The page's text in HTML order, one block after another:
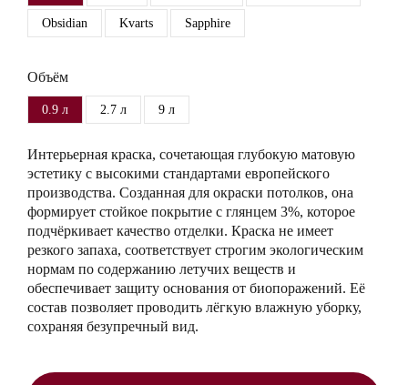
Obsidian Kvarts Sapphire
Объём
0.9 л 2.7 л 9 л
Интерьерная краска, сочетающая глубокую матовую
эстетику с высокими стандартами европейского
производства. Созданная для окраски потолков, она
формирует стойкое покрытие с глянцем 3%, которое
подчёркивает качество отделки. Краска не имеет
резкого запаха, соответствует строгим экологическим
нормам по содержанию летучих веществ и
обеспечивает защиту основания от биопоражений. Её
состав позволяет проводить лёгкую влажную уборку,
сохраняя безупречный вид.